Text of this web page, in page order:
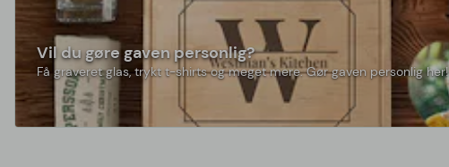
Vil du gøre gaven personlig?
Få graveret glas, trykt t-shirts og meget mere. Gør gaven personlig her!